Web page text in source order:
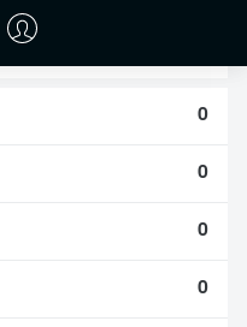
0
0
0
0
0